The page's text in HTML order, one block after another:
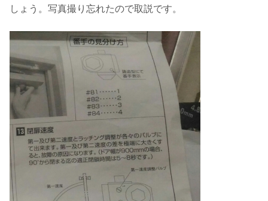
しょう。写真撮り忘れたので取説です。